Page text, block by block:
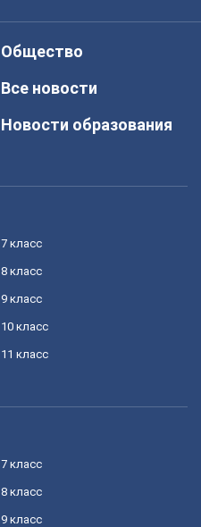
Общество
Все новости
Новости образования
7 класс
8 класс
9 класс
10 класс
11 класс
7 класс
8 класс
9 класс